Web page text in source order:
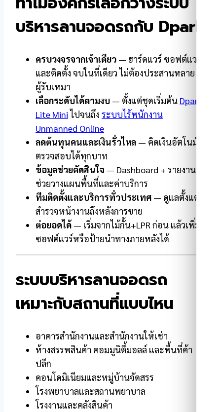
บริหารลานจอดรถกับ Dpark
ครบวงจรจากเจ้าเดียว — ฮาร์ดแวร์ ซอฟต์แวร์
และติดตั้ง จบในที่เดียว ไม่ต้องประสานหลาย
ผู้รับเหมา
เลือกระดับได้ตามงบ — ตั้งแต่ชุดเริ่มต้น Dpark
Lite Mini ไปจนถึง ระบบไร้พนักงาน
Unmanned Online
ลดต้นทุนคนและเงินรั่วไหล — คิดเงินอัตโนมัติ
ตรวจสอบได้ทุกบาท
ข้อมูลช่วยตัดสินใจ — Dashboard + รายงาน
ช่วยวางแผนพื้นที่และค่าบริการ
ทีมติดตั้งและบริการทั่วประเทศ — ดูแลตั้งแต่
สำรวจหน้างานถึงหลังการขาย
ต่อยอดได้ — เริ่มจากไม้กั้น+LPR ก่อน แล้วเพิ่ม
ซอฟต์แวร์หรือป้ายนำทางภายหลังได้
ระบบบริหารลานจอดรถ
เหมาะกับสถานที่แบบไหน
อาคารสำนักงานและสำนักงานให้เช่า
ห้างสรรพสินค้า คอมมูนิตี้มอลล์ และพื้นที่ค้า
ปลีก
คอนโดมิเนียมและหมู่บ้านจัดสรร
โรงพยาบาลและสถานพยาบาล
โรงงานและคลังสินค้า